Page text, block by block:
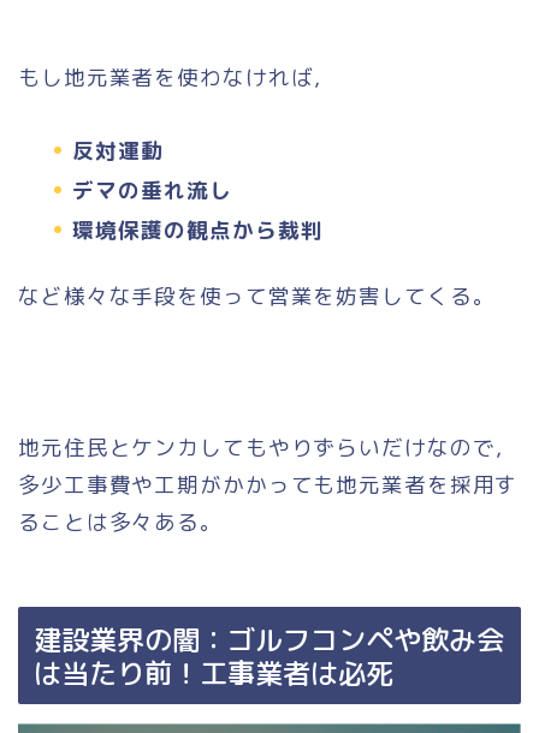
もし地元業者を使わなければ，
反対運動
デマの垂れ流し
環境保護の観点から裁判
など様々な手段を使って営業を妨害してくる。
地元住民とケンカしてもやりずらいだけなので，
多少工事費や工期がかかっても地元業者を採用す
ることは多々ある。
建設業界の闇：ゴルフコンペや飲み会
は当たり前！工事業者は必死